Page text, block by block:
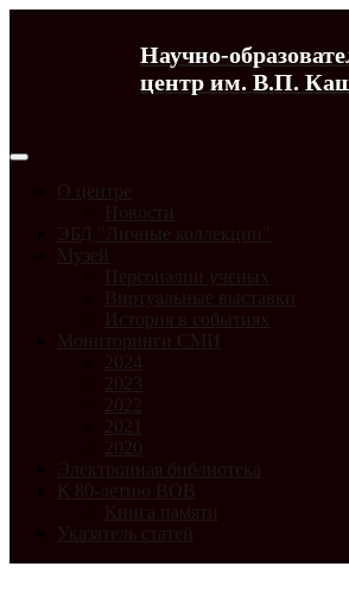
Научно-
центр им. В.П.
О центре
Новости
ЭБД "Личные коллекции"
Музей
Персоналии ученых
Виртуальные выставки
История в событиях
Мониторинги СМИ
2024
2023
2022
2021
2020
Электронная библиотека
К 80-летию ВОВ
Книга памяти
Указатель статей